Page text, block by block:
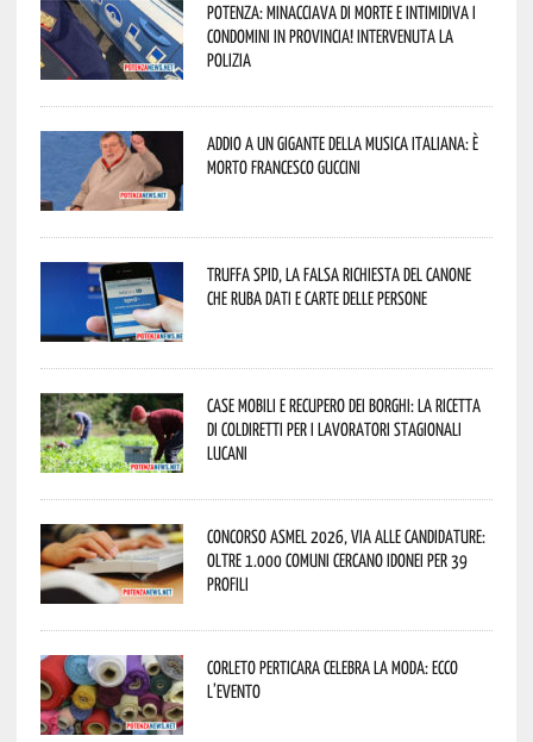
Potenza: minacciava di morte e intimidiva i
condomini in provincia! Intervenuta la
Polizia
Addio a un gigante della musica italiana: è
morto Francesco Guccini
Truffa Spid, la falsa richiesta del canone
che ruba dati e carte delle persone
Case mobili e recupero dei borghi: la ricetta
di Coldiretti per i lavoratori stagionali
lucani
Concorso Asmel 2026, via alle candidature:
oltre 1.000 Comuni cercano idonei per 39
profili
Corleto Perticara celebra la moda: ecco
l’evento